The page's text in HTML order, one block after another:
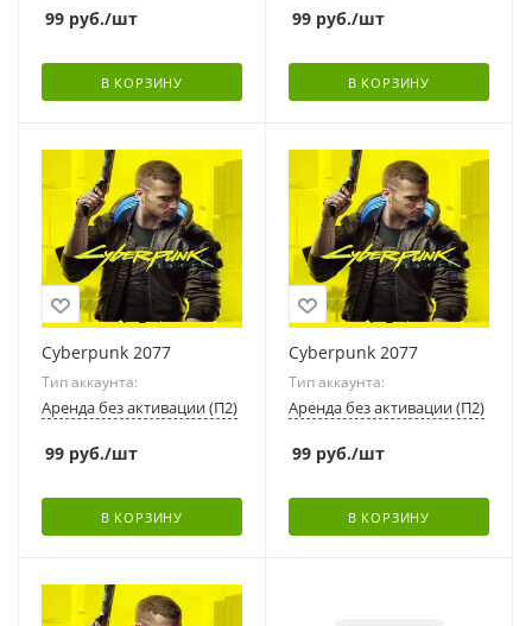
99 руб./шт
В КОРЗИНУ
99 руб./шт
В КОРЗИНУ
Cyberpunk 2077
Тип аккаунта:
Аренда без активации (П2)
99 руб./шт
В КОРЗИНУ
Cyberpunk 2077
Тип аккаунта:
Аренда без активации (П2)
99 руб./шт
В КОРЗИНУ